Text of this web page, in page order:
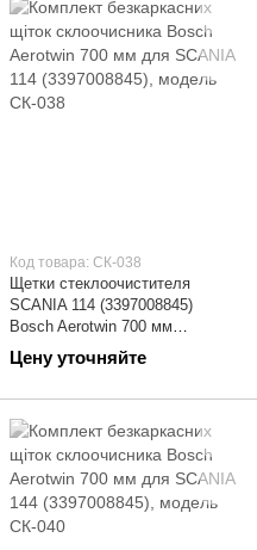
Код товара: СК-038
Щетки стеклоочистителя
SCANIA 114 (3397008845)
Bosch Aerotwin 700 мм
(дворники) | СК-038
Цену уточняйте